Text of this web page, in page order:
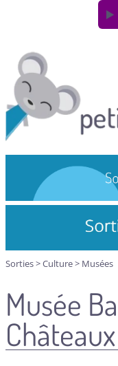
Sorties>Culture> Musées
Musée
Châteaux